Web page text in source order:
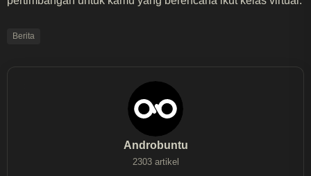
Berita
Androbuntu
2303 artikel